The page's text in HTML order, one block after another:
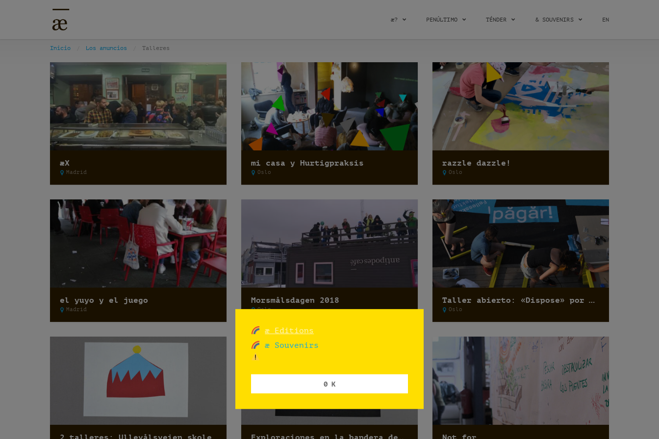
æ? PENÚLTIMO TÉNDER & SOUVENIRS EN
Inicio Los anuncios Talleres
æX
Madrid
mi casa y Hurtigpraksis
Oslo
razzle dazzle!
Oslo
el yuyo y el juego
Madrid
Morsmålsdagen 2018
Oslo
Taller abierto: «Dispose» por Basurama
Oslo
æ Editions
æ Souvenirs
0 K